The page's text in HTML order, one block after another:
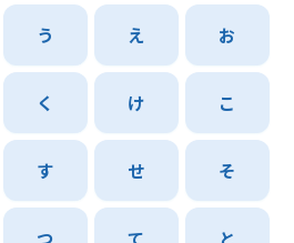
う え お
く け こ
す せ そ
つ て と